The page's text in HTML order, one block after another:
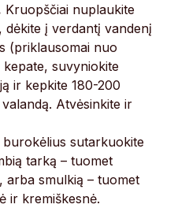
Kruopščiai nuplaukite
į verdantį vandenį
(priklausomai nuo
suvyniokite
ir kepkite 180-200
Atvėsinkite ir
sutarkuokite
tarką – tuomet
arba smulkią – tuomet
ir kremiškesnė.